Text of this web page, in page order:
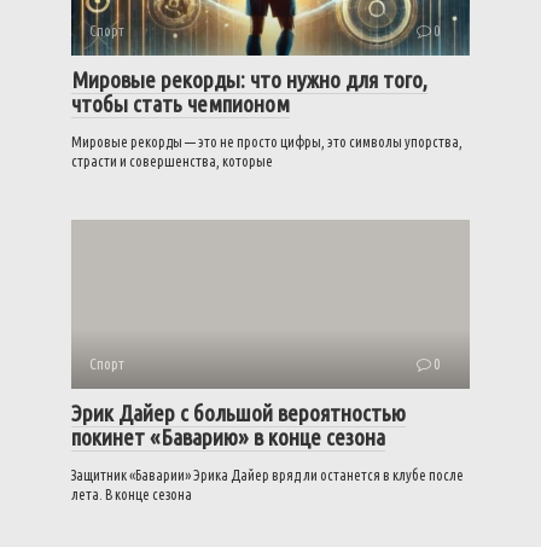
Спорт 0
Мировые рекорды: что нужно для того,
чтобы стать чемпионом
Мировые рекорды — это не просто цифры, это символы упорства,
страсти и совершенства, которые
Спорт 0
Эрик Дайер с большой вероятностью
покинет «Баварию» в конце сезона
Защитник «Баварии» Эрика Дайер вряд ли останется в клубе после
лета. В конце сезона